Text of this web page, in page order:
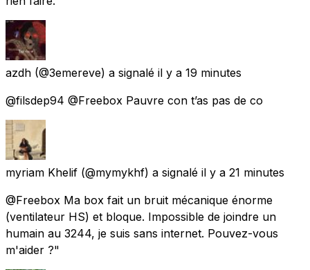
azdh (@3emereve) a signalé il y a 19 minutes
@filsdep94 @Freebox Pauvre con t’as pas de co
myriam Khelif (@mymykhf) a signalé il y a 21 minutes
@Freebox Ma box fait un bruit mécanique énorme
(ventilateur HS) et bloque. Impossible de joindre un
humain au 3244, je suis sans internet. Pouvez-vous
m'aider ?"